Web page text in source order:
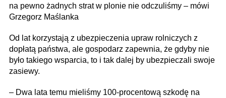
na pewno żadnych strat w plonie nie odczuliśmy – mówi
Grzegorz Maślanka
Od lat korzystają z ubezpieczenia upraw rolniczych z
dopłatą państwa, ale gospodarz zapewnia, że gdyby nie
było takiego wsparcia, to i tak dalej by ubezpieczali swoje
zasiewy.
– Dwa lata temu mieliśmy 100-procentową szkodę na